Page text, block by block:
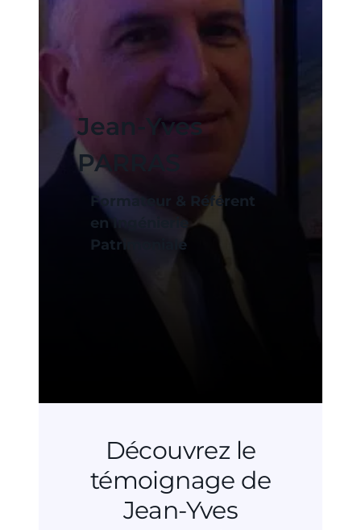
Jean-Yves
PARRAS
Formateur & Référent
en Ingénierie
Patrimoniale
Découvrez le
témoignage de
Jean-Yves